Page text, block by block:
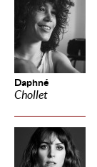
Daphné
Chollet